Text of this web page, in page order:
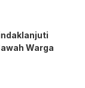
Warga